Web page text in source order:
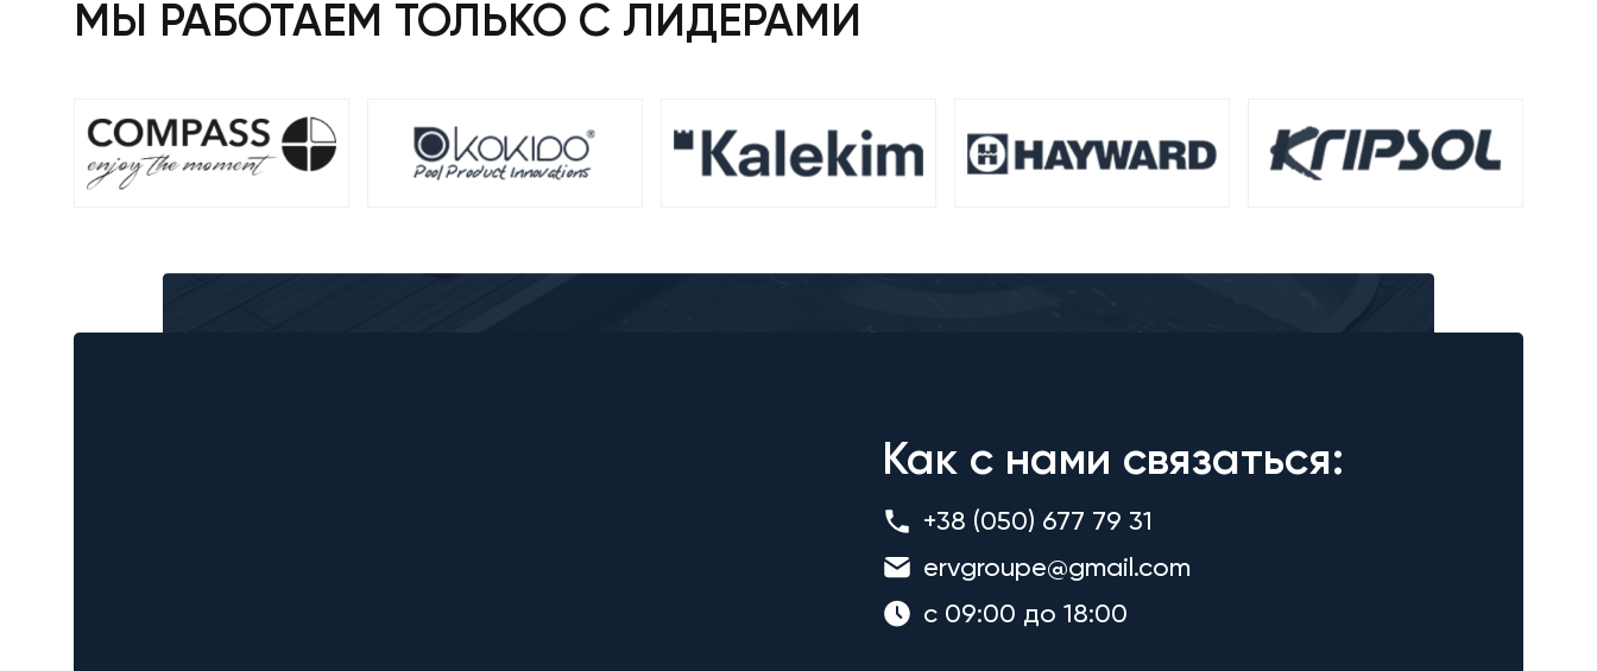
МЫ РАБОТАЕМ ТОЛЬКО С ЛИДЕРАМИ
Как с нами связаться:
+38 (050) 677 79 31
ervgroupe@gmail.com
с 09:00 до 18:00